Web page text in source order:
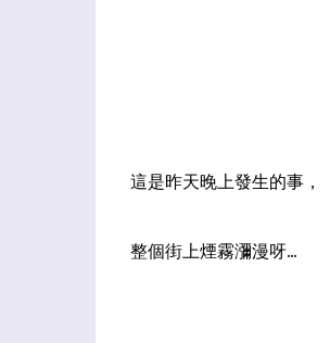
這是昨天晚上發生的事，
整個街上煙霧瀰漫呀...